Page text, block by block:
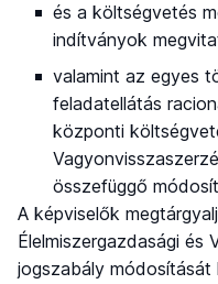
és a költségvetés
indítványok
valamint az egyes
feladatellátás
központi
összefüggő
A képviselők
Élelmiszergazdasági és
jogszabály